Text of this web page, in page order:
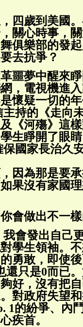
四歲到美國
關心時事，
俱樂部的發
去抗爭？
噩夢中醒來
，電視機進
懷疑一切的
持的《走向
《河殤》這
生睜開了眼
國家長治久
因為那是要
果沒有家國
會做出不一
會發出自己
學生領袖。
勇敢，即使
還只是0而已
好，沒有把
對政府失望
1的紛爭、內
疾首。